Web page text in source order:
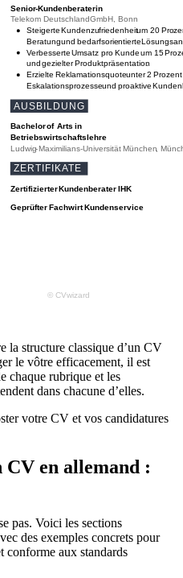
la structure classique d’un CV
le vôtre efficacement, il est
chaque rubrique et les
dans chacune d’elles.
votre CV et vos candidatures
en allemand :
pas. Voici les sections
des exemples concrets pour
conforme aux standards